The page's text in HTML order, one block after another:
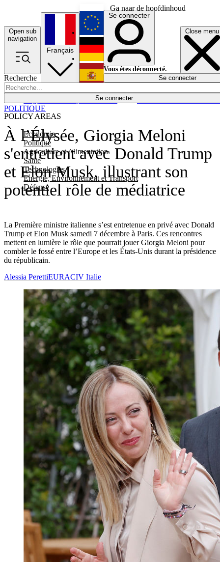
Ga naar de hoofdinhoud
Open sub
navigation
Close menu
Recherche
Se connecter
POLICY AREAS
Economie
Politique
Agriculture et Alimentation
Santé
Technologies
Energie, Environnement et Transport
Défense
Économie
Français
English
Deutsch
Español
Se connecter
Vous êtes déconnecté.
Se connecter
À l’Élysée, Giorgia Meloni
s'entretient avec Donald Trump
et Elon Musk, illustrant son
potentiel rôle de médiatrice
La Première ministre italienne s’est entretenue en privé avec Donald
Trump et Elon Musk samedi 7 décembre à Paris. Ces rencontres
mettent en lumière le rôle que pourrait jouer Giorgia Meloni pour
combler le fossé entre l’Europe et les États-Unis durant la présidence
du républicain.
POLITIQUE
Alessia PerettiEURACIV Italie